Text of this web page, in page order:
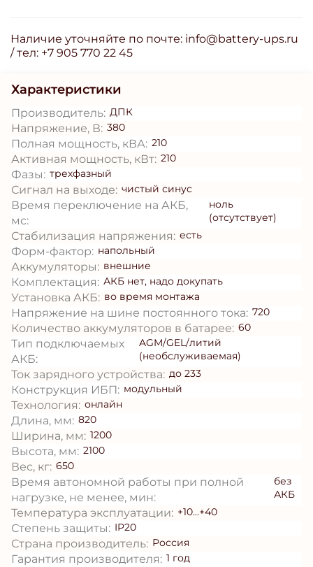
Наличие уточняйте по почте: info@battery-ups.ru
/ тел: +7 905 770 22 45
Характеристики
Производитель: ДПК
Напряжение, В: 380
Полная мощность, кВА: 210
Активная мощность, кВт: 210
Фазы: трехфазный
Сигнал на выходе: чистый синус
Время переключение на АКБ,
мс:
ноль
(отсутствует)
Стабилизация напряжения: есть
Форм-фактор: напольный
Аккумуляторы: внешние
Комплектация: АКБ нет, надо докупать
Установка АКБ: во время монтажа
Напряжение на шине постоянного тока: 720
Количество аккумуляторов в батарее: 60
Тип подключаемых
АКБ:
AGM/GEL/литий
(необслуживаемая)
Ток зарядного устройства: до 233
Конструкция ИБП: модульный
Технология: онлайн
Длина, мм: 820
Ширина, мм: 1200
Высота, мм: 2100
Вес, кг: 650
Время автономной работы при полной
нагрузке, не менее, мин:
без
АКБ
Температура эксплуатации: +10...+40
Степень защиты: IP20
Страна производитель: Россия
Гарантия производителя: 1 год